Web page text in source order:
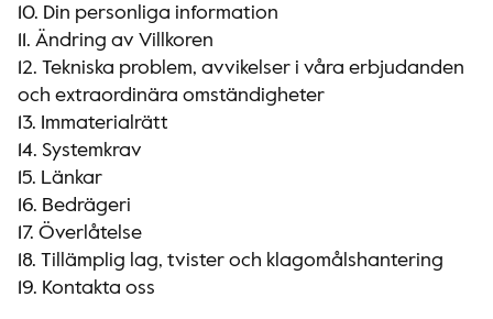
10. Din personliga information
11. Ändring av Villkoren
12. Tekniska problem, avvikelser i våra erbjudanden
och extraordinära omständigheter
13. Immaterialrätt
14. Systemkrav
15. Länkar
16. Bedrägeri
17. Överlåtelse
18. Tillämplig lag, tvister och klagomålshantering
19. Kontakta oss